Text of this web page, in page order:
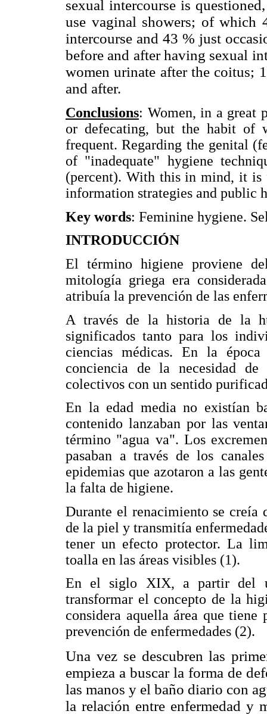
sexual intercourse is
use vaginal showers; of which
intercourse and 43 % just
before and after having sexual
women urinate after the coitus;
and after.
Conclusions: Women, in a great
or defecating, but the habit of
frequent. Regarding the genital
of "inadequate" hygiene
(percent). With this in mind, it is
information strategies and public
Key words: Feminine hygiene.
INTRODUCCIÓN
El término higiene proviene
mitología griega era
atribuía la prevención de las
A través de la historia de la
significados tanto para los
ciencias médicas. En la
conciencia de la necesidad
colectivos con un sentido
En la edad media no existían
contenido lanzaban por las
término "agua va". Los
pasaban a través de los
epidemias que azotaron a las
la falta de higiene.
Durante el renacimiento se creía
de la piel y transmitía
tener un efecto protector. La
toalla en las áreas visibles (1).
En el siglo XIX, a partir del
transformar el concepto de la
considera aquella área que
prevención de enfermedades (2).
Una vez se descubren las
empieza a buscar la forma de
las manos y el baño diario con
la relación entre enfermedad y